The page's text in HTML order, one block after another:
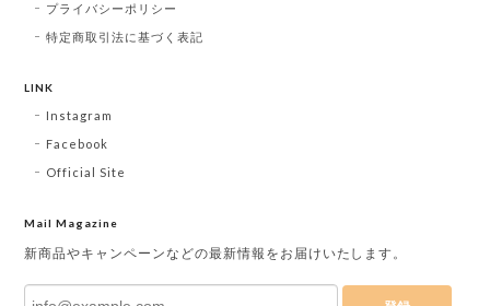
プライバシーポリシー
特定商取引法に基づく表記
LINK
Instagram
Facebook
Official Site
Mail Magazine
新商品やキャンペーンなどの最新情報をお届けいたします。